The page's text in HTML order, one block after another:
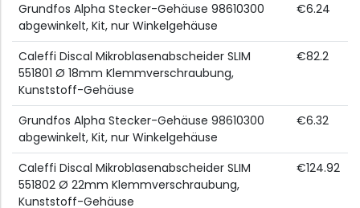
Grundfos Alpha Stecker-Gehäuse 98610300
abgewinkelt, Kit, nur Winkelgehäuse
€6.24
Caleffi Discal Mikroblasenabscheider SLIM
551801 Ø 18mm Klemmverschraubung,
Kunststoff-Gehäuse
€82.2
Grundfos Alpha Stecker-Gehäuse 98610300
abgewinkelt, Kit, nur Winkelgehäuse
€6.32
Caleffi Discal Mikroblasenabscheider SLIM
551802 Ø 22mm Klemmverschraubung,
Kunststoff-Gehäuse
€124.92